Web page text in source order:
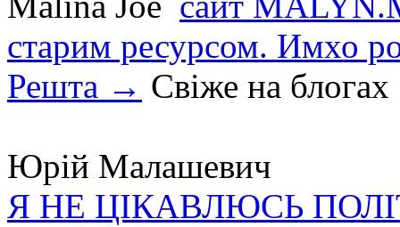
старим ресурсом. Имхо
Решта → Свіже на блогах
Юрій Малашевич
Я НЕ ЦІКАВЛЮСЬ